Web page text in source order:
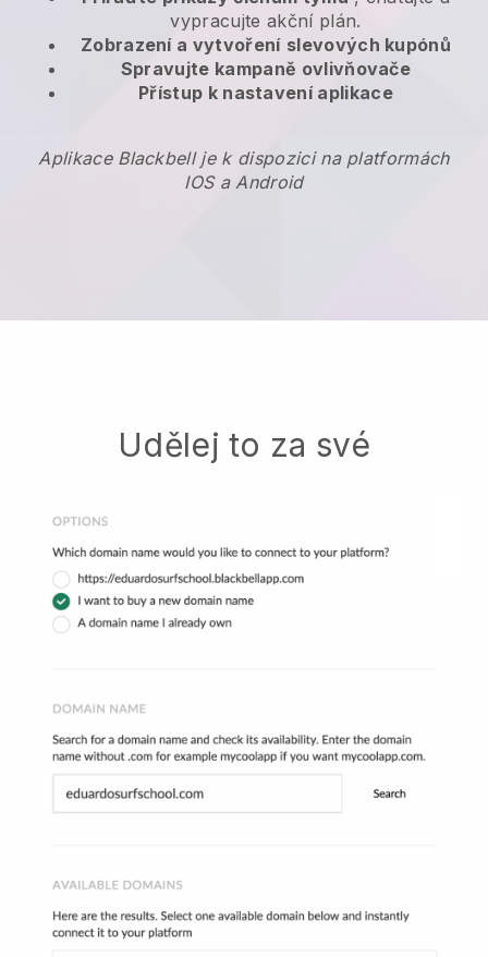
vypracujte akční plán.
Zobrazení a vytvoření slevových kupónů
Spravujte kampaně ovlivňovače
Přístup k nastavení aplikace
Aplikace Blackbell je k dispozici na platformách
IOS a Android
Udělej to za své